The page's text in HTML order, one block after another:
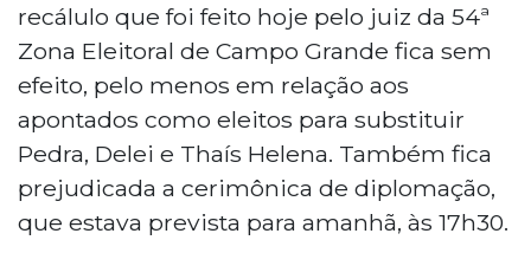
recálulo que foi feito hoje pelo juiz da 54ª
Zona Eleitoral de Campo Grande fica sem
efeito, pelo menos em relação aos
apontados como eleitos para substituir
Pedra, Delei e Thaís Helena. Também fica
prejudicada a cerimônica de diplomação,
que estava prevista para amanhã, às 17h30.